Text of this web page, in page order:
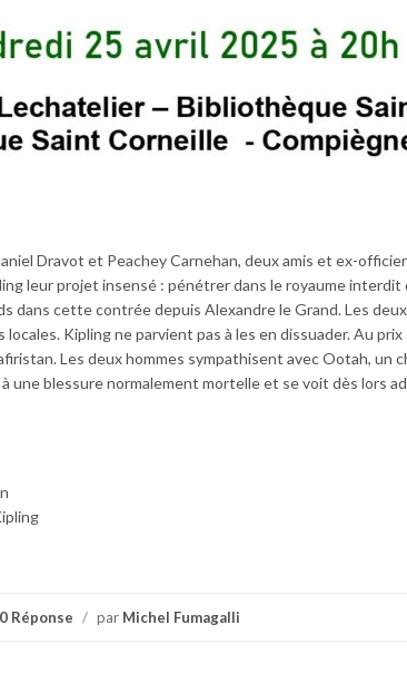
Dravot et Peachey Carnehan, deux amis et ex-
leur projet insensé : pénétrer dans le royaume
dans cette contrée depuis Alexandre le Grand. Les
locales. Kipling ne parvient pas à les en dissuader. Au
Les deux hommes sympathisent avec Ootah, un
une blessure normalement mortelle et se voit dès lors
0 Réponse / par Michel Fumagalli